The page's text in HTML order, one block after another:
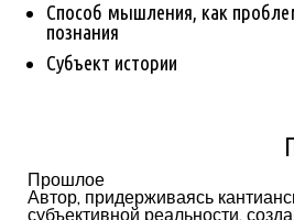
Способ мышления, как
познания
Субъект истории
Прошлое
Автор, придерживаясь
субъективной реальности,